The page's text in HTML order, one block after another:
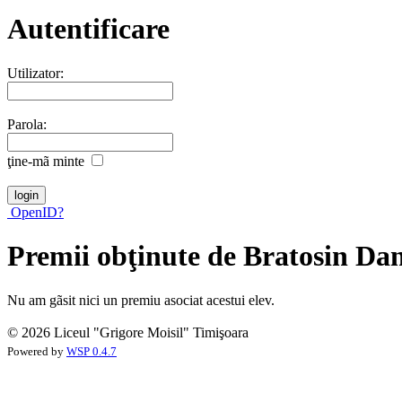
Autentificare
Utilizator:
Parola:
ţine-mã minte
OpenID?
Premii obţinute de Bratosin
Nu am gãsit nici un premiu asociat acestui elev.
© 2026 Liceul "Grigore Moisil" Timişoara
Powered by WSP 0.4.7